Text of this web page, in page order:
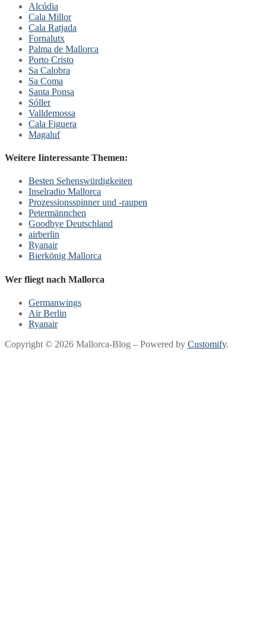
Alcúdia
Cala Millor
Cala Ratjada
Fornalutx
Palma de Mallorca
Porto Cristo
Sa Calobra
Sa Coma
Santa Ponsa
Sóller
Valldemossa
Cala Figuera
Magaluf
Weitere Iinteressante Themen:
Besten Sehenswürdigkeiten
Inselradio Mallorca
Prozessionsspinner und -raupen
Petermännchen
Goodbye Deutschland
airberlin
Ryanair
Bierkönig Mallorca
Wer fliegt nach Mallorca
Germanwings
Air Berlin
Ryanair
Copyright © 2026 Mallorca-Blog – Powered by Customify.